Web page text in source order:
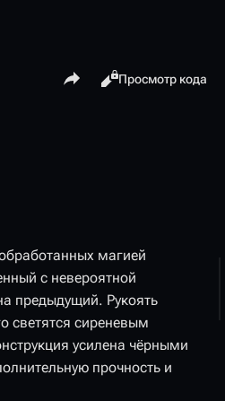
Поделиться этой страницей
Просмотры
Читать
Просмотр кода
магией
с невероятной
предыдущий. Рукоять
светятся сиреневым
усилена чёрными
прочность и